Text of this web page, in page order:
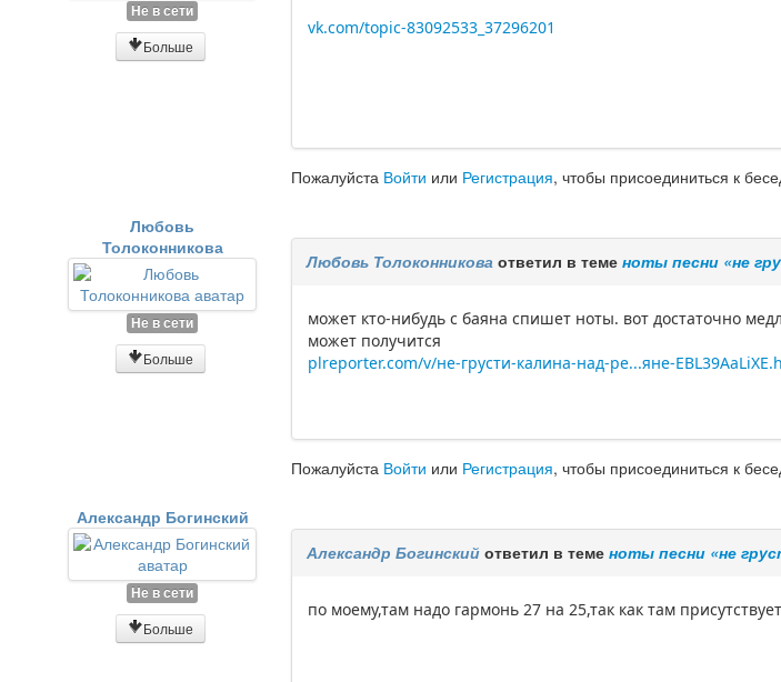
Не в сети
Больше
vk.com/topic-83092533_37296201
Пожалуйста Войти или Регистрация, чтобы присоединиться к
Любовь
Толоконникова
Не в сети
Больше
Любовь Толоконникова ответил в теменоты песни «не
может кто-нибудь с баяна спишет ноты. вот достаточно
может получится
plreporter.com/v/не-грусти-калина-над-ре...яне-
Пожалуйста Войти или Регистрация, чтобы присоединиться к
Александр Богинский
Не в сети
Больше
Александр Богинский ответил в теменоты песни «не
по моему,там надо гармонь 27 на 25,так как там